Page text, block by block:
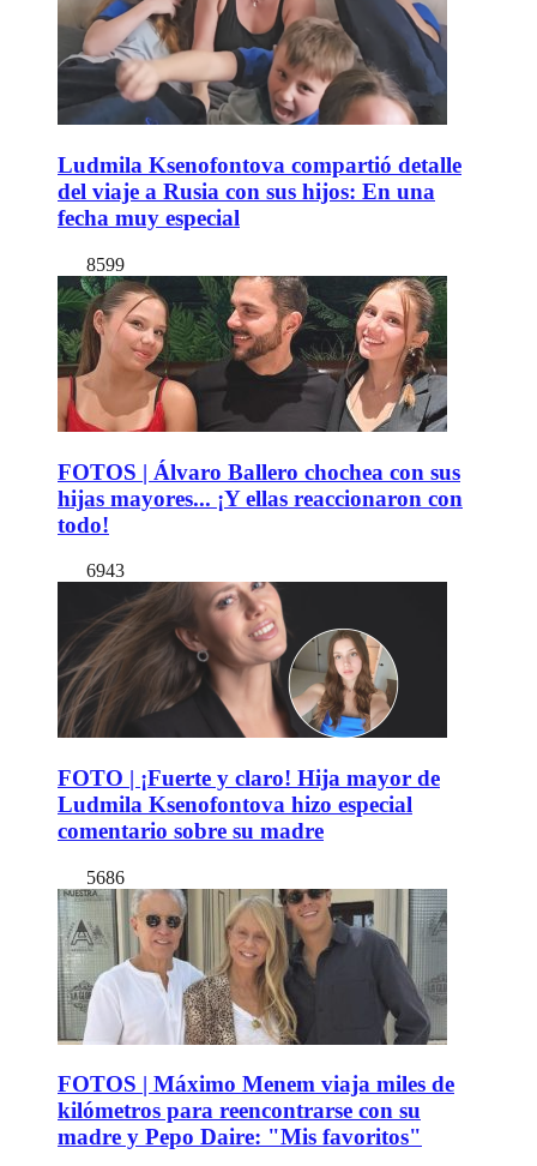
Ludmila Ksenofontova compartió detalle
del viaje a Rusia con sus hijos: En una
fecha muy especial
8599
FOTOS | Álvaro Ballero chochea con sus
hijas mayores... ¡Y ellas reaccionaron con
todo!
6943
FOTO | ¡Fuerte y claro! Hija mayor de
Ludmila Ksenofontova hizo especial
comentario sobre su madre
5686
FOTOS | Máximo Menem viaja miles de
kilómetros para reencontrarse con su
madre y Pepo Daire: "Mis favoritos"